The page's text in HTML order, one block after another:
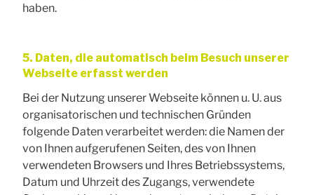
haben.
5. Daten, die automatisch beim Besuch unserer
Webseite erfasst werden
Bei der Nutzung unserer Webseite können u. U. aus
organisatorischen und technischen Gründen
folgende Daten verarbeitet werden: die Namen der
von Ihnen aufgerufenen Seiten, des von Ihnen
verwendeten Browsers und Ihres Betriebssystems,
Datum und Uhrzeit des Zugangs, verwendete